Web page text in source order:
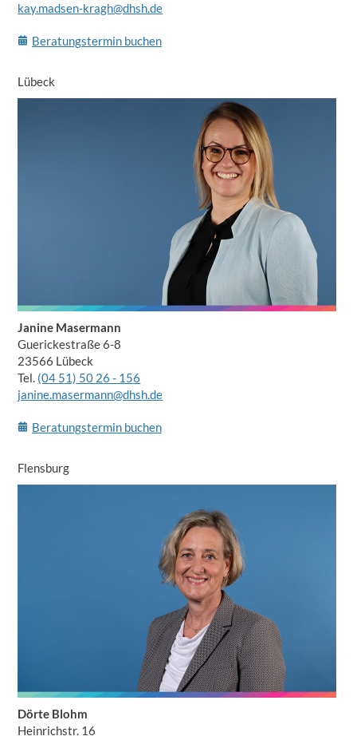
kay.madsen-kragh@dhsh.de
Beratungstermin buchen
Lübeck
Janine Masermann
Guerickestraße 6-8
23566 Lübeck
Tel. (04 51) 50 26 - 156
janine.masermann@dhsh.de
Beratungstermin buchen
Flensburg
Dörte Blohm
Heinrichstr. 16